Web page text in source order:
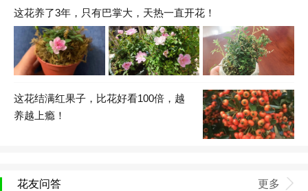
这花养了3年，只有巴掌大，天热一直开花！
这花结满红果子，比花好看100倍，越
养越上瘾！
花友问答 更多